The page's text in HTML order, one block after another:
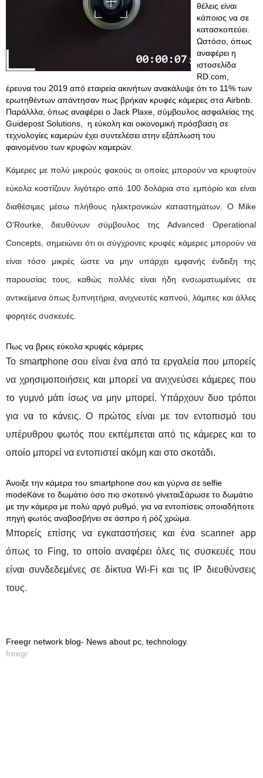
θέλεις είναι
κάποιος να σε
κατασκοπεύει.
Ωστόσο, όπως
αναφέρει η
ιστοσελίδα
RD.com,
έρευνα του 2019 από εταιρεία ακινήτων ανακάλυψε ότι το 11% των
ερωτηθέντων απάντησαν πως βρήκαν κρυφές κάμερες στα Airbnb.
Παράλλλα, όπως αναφέρει ο Jack Plaxe, σύμβουλος ασφαλείας της
Guidepost Solutions, η εύκολη και οικονομική πρόσβαση σε
τεχνολογίες καμερών έχει συντελέσει στην εξάπλωση του
φαινομένου των κρυφών καμερών.
Κάμερες με πολύ μικρούς φακούς οι οποίες μπορούν να κρυφτούν
εύκολα κοστίζουν λιγότερο από 100 δολάρια στο εμπόριο και είναι
διαθέσιμες μέσω πλήθους ηλεκτρονικών καταστημάτων. Ο Mike
O’Rourke, διευθύνων σύμβουλος της Advanced Operational
Concepts, σημειώνει ότι οι σύγχρονες κρυφές κάμερες μπορούν να
είναι τόσο μικρές ώστε να μην υπάρχει εμφανής ένδειξη της
παρουσίας τους, καθώς πολλές είναι ήδη ενσωματωμένες σε
αντικείμενα όπως ξυπνητήρια, ανιχνευτές καπνού, λάμπες και άλλες
φορητές συσκευές.
Πως να βρεις εύκολα κρυφές κάμερες
Το smartphone σου είναι ένα από τα εργαλεία που μπορείς
να χρησιμοποιήσεις και μπορεί να ανιχνεύσει κάμερες που
το γυμνό μάτι ίσως να μην μπορεί. Υπάρχουν δυο τρόποι
για να το κάνεις. Ο πρώτος είναι με τον εντοπισμό του
υπέρυθρου φωτός που εκπέμπεται από τις κάμερες και το
οποίο μπορεί να εντοπιστεί ακόμη και στο σκοτάδι.
Άνοιξε την κάμερα του smartphone σου και γύρνα σε selfie
modeΚάνε το δωμάτιο όσο πιο σκοτεινό γίνεταιΣάρωσε το δωμάτιο
με την κάμερα με πολύ αργό ρυθμό, για να εντοπίσεις οποιαδήποτε
πηγή φωτός αναβοσβήνει σε άσπρο ή ρόζ χρώμα.
Μπορείς επίσης να εγκαταστήσεις και ένα scanner app
όπως το Fing, το οποίο αναφέρει όλες τις συσκευές που
είναι συνδεδεμένες σε δίκτυα Wi-Fi και τις IP διευθύνσεις
τους.
Freegr network blog- News about pc, technology.
freegr